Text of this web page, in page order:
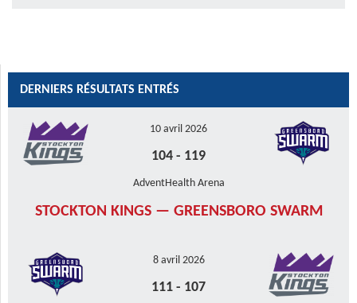
DERNIERS RÉSULTATS ENTRÉS
10 avril 2026
104 - 119
AdventHealth Arena
STOCKTON KINGS — GREENSBORO SWARM
8 avril 2026
111 - 107